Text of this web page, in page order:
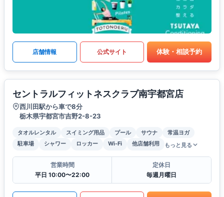
店舗情報 公式サイト 体験・相談予約
セントラルフィットネスクラブ南宇都宮店
西川田駅から車で8分
栃木県宇都宮市吉野2-8-23
タオルレンタル スイミング用品 プール サウナ
常温ヨガ
駐車場
シャワー ロッカー Wi-Fi 他店舗利用 もっと見る
営業時間
平日 10:00〜22:00
定休日
毎週月曜日